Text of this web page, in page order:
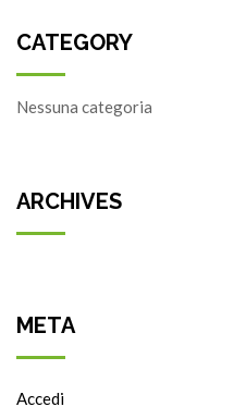
CATEGORY
Nessuna categoria
ARCHIVES
META
Accedi